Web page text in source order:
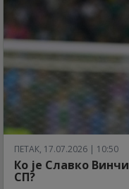
ПЕТАК, 17.07.2026 | 10:50
Ко је Славко
СП?